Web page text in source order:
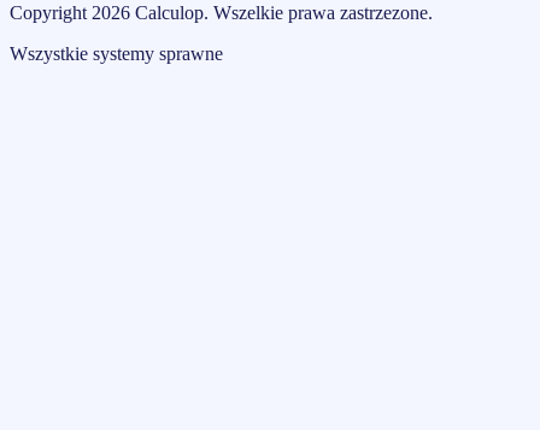
Copyright 2026 Calculop. Wszelkie prawa zastrzezone.
Wszystkie systemy sprawne